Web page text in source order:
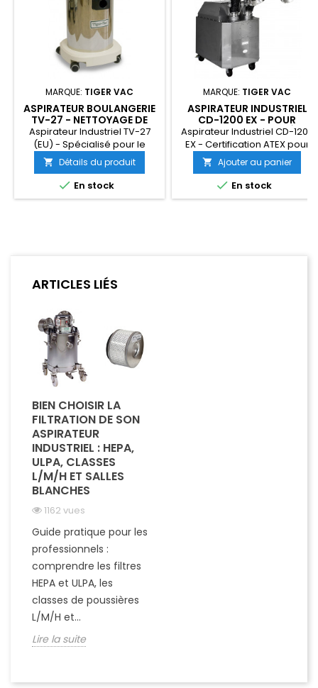
MARQUE: TIGER VAC
ASPIRATEUR BOULANGERIE
TV-27 - NETTOYAGE DE
FOURNEAU
Aspirateur Industriel TV-27
(EU) - Spécialisé pour le
Nettoyage de Fourneau Livré
complet avec accessoires
fours, prêt à l'utilisation.
 Détails du produit
 En stock
MARQUE: TIGER VAC
ASPIRATEUR INDUSTRIEL
CD-1200 EX - POUR
ENVIRONNEMENTS À
RISQUES
Aspirateur Industriel CD-1200
EX - Certification ATEX pour
Environnements à Risques
Livré complet avec
accessoires standards, prêt
 Ajouter au panier
 En stock
ARTICLES LIÉS
BIEN CHOISIR LA
FILTRATION DE SON
ASPIRATEUR
INDUSTRIEL : HEPA,
ULPA, CLASSES
L/M/H ET SALLES
BLANCHES
1162 vues
Guide pratique pour les
professionnels :
comprendre les filtres
HEPA et ULPA, les
classes de poussières
L/M/H et...
Lire la suite